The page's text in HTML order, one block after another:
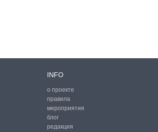
INFO
о проекте
правила
мероприятия
блог
редакция